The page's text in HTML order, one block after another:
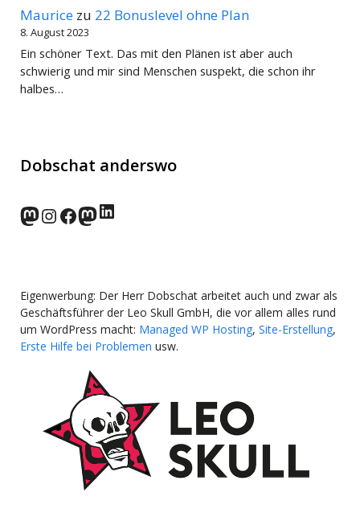
Maurice zu 22 Bonuslevel ohne Plan
8. August 2023
Ein schöner Text. Das mit den Plänen ist aber auch
schwierig und mir sind Menschen suspekt, die schon ihr
halbes…
Dobschat anderswo
norden.social
Instagram
Facebook
wp-punks.social
LinkedIn
Eigenwerbung: Der Herr Dobschat arbeitet auch und zwar als
Geschäftsführer der Leo Skull GmbH, die vor allem alles rund
um WordPress macht: Managed WP Hosting, Site-Erstellung,
Erste Hilfe bei Problemen usw.